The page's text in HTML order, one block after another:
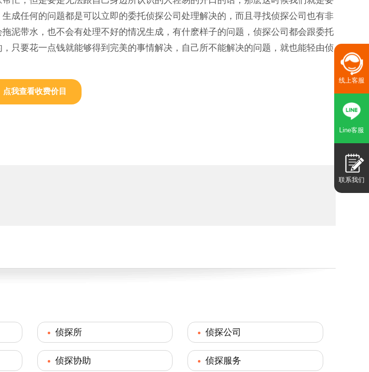
成任何的问题都是可以立即的委托侦探公司处理解决的，而且寻找侦探公司也有非
泥带水，也不会有处理不好的情况生成，有什麽样子的问题，侦探公司都会跟委托
只要花一点钱就能够得到完美的事情解决，自己所不能解决的问题，就也能轻由侦
点我查看收费价目
侦探所 侦探公司
侦探协助 侦探服务
线上客服
Line客服
联系我们